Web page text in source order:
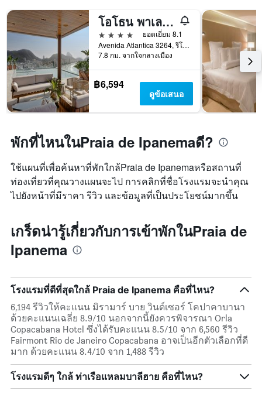
โอโธน พาเลซ โคปาคาบานา ริโอ
4 ดาว
ยอดเยี่ยม 8.1
Avenida Atlantica 3264, รีโอเดจาเนโร, บราซิล
7.8 กม. จากใจกลางเมือง
฿6,594
ดูข้อเสนอ
พักที่ไหนในPraia de Ipanemaดี?
ใช้แผนที่เพื่อค้นหาที่พักใกล้Praia de Ipanemaหรือสถานที่
ท่องเที่ยวที่คุณวางแผนจะไป การคลิกที่ชื่อโรงแรมจะนำคุณ
ไปยังหน้าที่มีราคา รีวิว และข้อมูลที่เป็นประโยชน์มากขึ้น
เกร็ดน่ารู้เกี่ยวกับการเข้าพักในPraia de
Ipanema
โรงแรมที่ดีที่สุดใกล้ Praia de Ipanema คือที่ไหน?
6,194 รีวิวให้คะแนน มิรามาร์ บาย วินด์เซอร์ โคปาคาบานา
ด้วยคะแนนเฉลี่ย 8.9/10 นอกจากนี้ยังควรพิจารณา Orla
Copacabana Hotel ซึ่งได้รับคะแนน 8.5/10 จาก 6,560 รีวิว
Fairmont Rio de Janeiro Copacabana อาจเป็นอีกตัวเลือกที่ดี
มาก ด้วยคะแนน 8.4/10 จาก 1,488 รีวิว
โรงแรมดีๆ ใกล้ ท่าเรือแหลมบาลีฮาย คือที่ไหน?